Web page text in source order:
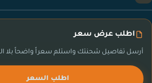
اطلب عرض سعر
أرسل تفاصيل شحنتك واستلم سعراً واضحاً بلا
اطلب السعر